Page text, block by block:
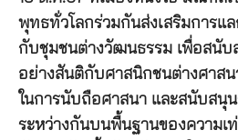
พุทธทั่วโลกร่วมกันส่งเสริมการแ
กับชุมชนต่างวัฒนธรรม เพื่อสนับ
อย่างสันติกับศาสนิกชนต่างศาส
ในการนับถือศาสนา และสนับสนุ
ระหว่างกันบนพื้นฐานของความเ